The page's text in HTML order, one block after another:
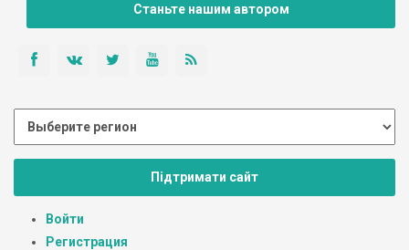
Станьте нашим автором
Підтримати сайт
Войти
Регистрация